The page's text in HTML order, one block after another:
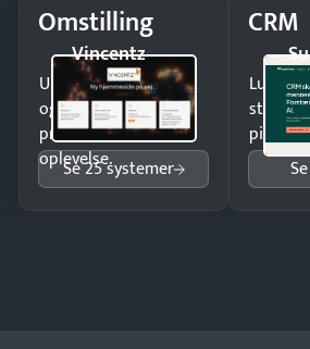
Omstilling
Vincentz
Undgå tabte opkald
og giv kunderne en
professionel
oplevelse.
Se 25 systemer
CRM
Luk